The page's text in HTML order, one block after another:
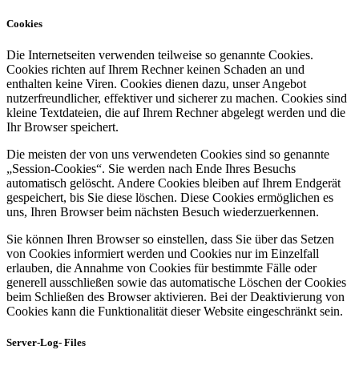
Cookies
Die Internetseiten verwenden teilweise so genannte Cookies.
Cookies richten auf Ihrem Rechner keinen Schaden an und
enthalten keine Viren. Cookies dienen dazu, unser Angebot
nutzerfreundlicher, effektiver und sicherer zu machen. Cookies sind
kleine Textdateien, die auf Ihrem Rechner abgelegt werden und die
Ihr Browser speichert.
Die meisten der von uns verwendeten Cookies sind so genannte
„Session-Cookies“. Sie werden nach Ende Ihres Besuchs
automatisch gelöscht. Andere Cookies bleiben auf Ihrem Endgerät
gespeichert, bis Sie diese löschen. Diese Cookies ermöglichen es
uns, Ihren Browser beim nächsten Besuch wiederzuerkennen.
Sie können Ihren Browser so einstellen, dass Sie über das Setzen
von Cookies informiert werden und Cookies nur im Einzelfall
erlauben, die Annahme von Cookies für bestimmte Fälle oder
generell ausschließen sowie das automatische Löschen der Cookies
beim Schließen des Browser aktivieren. Bei der Deaktivierung von
Cookies kann die Funktionalität dieser Website eingeschränkt sein.
Server-Log- Files